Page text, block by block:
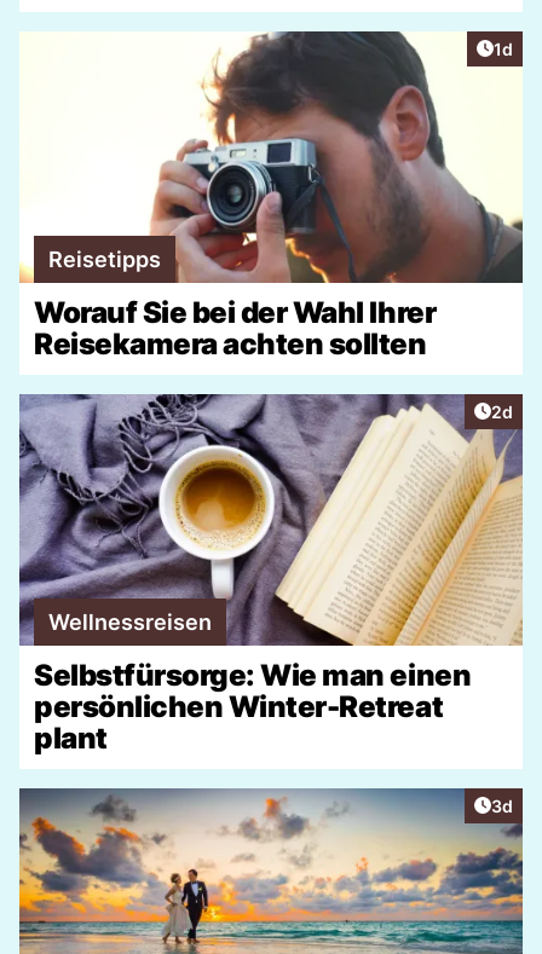
1d
Reisetipps
Worauf Sie bei der Wahl Ihrer
Reisekamera achten sollten
2d
Wellnessreisen
Selbstfürsorge: Wie man einen
persönlichen Winter-Retreat
plant
3d